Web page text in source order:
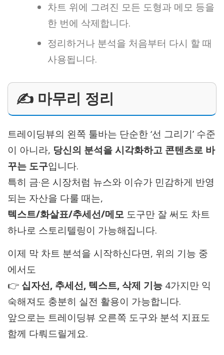
차트 위에 그려진 모든 도형과 메모 등을
한 번에 삭제합니다.
정리하거나 분석을 처음부터 다시 할 때
사용됩니다.
✍️ 마무리 정리
트레이딩뷰의 왼쪽 툴바는 단순한 ‘선 그리기’ 수준
이 아니라, 당신의 분석을 시각화하고 콘텐츠로 바
꾸는 도구입니다.
특히 금·은 시장처럼 뉴스와 이슈가 민감하게 반영
되는 자산을 다룰 때는,
텍스트/화살표/추세선/메모 도구만 잘 써도 차트
하나로 스토리텔링이 가능해집니다.
이제 막 차트 분석을 시작하신다면, 위의 기능 중
에서도
👉 십자선, 추세선, 텍스트, 삭제 기능 4가지만 익
숙해져도 충분히 실전 활용이 가능합니다.
앞으로는 트레이딩뷰 오른쪽 도구와 분석 지표도
함께 다뤄드릴게요.